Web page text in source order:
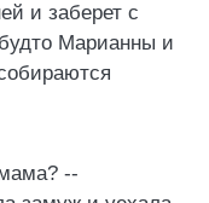
и заберет с
Марианны и
--